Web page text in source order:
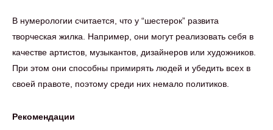
В нумерологии считается, что у “шестерок” развита
творческая жилка. Например, они могут реализовать себя в
качестве артистов, музыкантов, дизайнеров или художников.
При этом они способны примирять людей и убедить всех в
своей правоте, поэтому среди них немало политиков.
Рекомендации